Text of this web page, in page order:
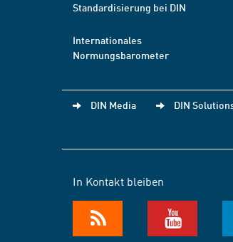
Standardisierung bei DIN
Internationales
Normungsbarometer
DIN Media DIN
In Kontakt bleiben